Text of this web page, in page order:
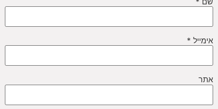
אימייל *
אתר